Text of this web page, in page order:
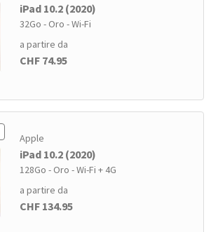
iPad 10.2 (2020)
32Go - Oro - Wi-Fi
a partire da
CHF 74.95
Apple
iPad 10.2 (2020)
128Go - Oro - Wi-Fi + 4G
a partire da
CHF 134.95